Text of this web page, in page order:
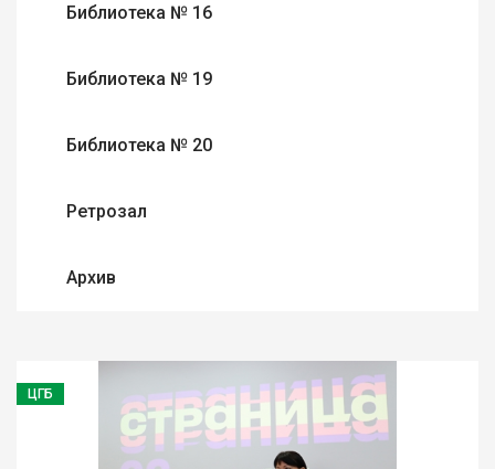
Библиотека № 16
Библиотека № 19
Библиотека № 20
Ретрозал
Архив
ЦГБ